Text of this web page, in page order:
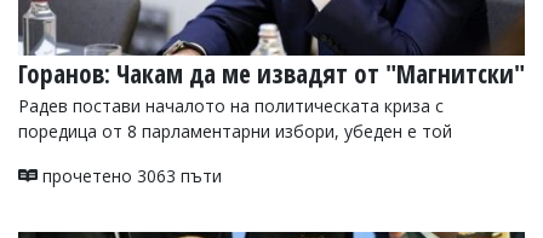
Горанов: Чакам да ме извадят от "Магнитски"
Радев постави началото на политическата криза с
поредица от 8 парламентарни избори, убеден е той
прочетено 3063 пъти